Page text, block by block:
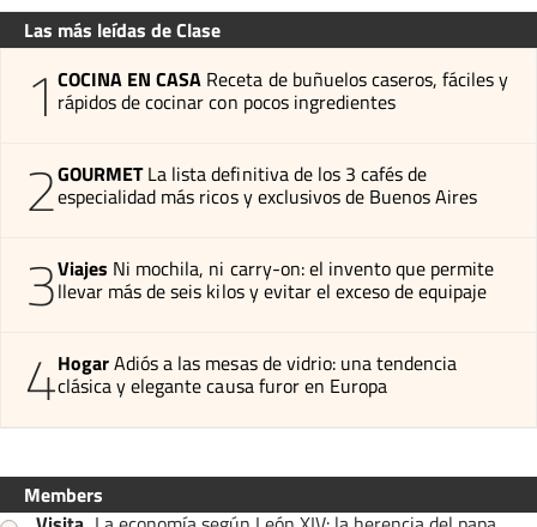
Las más leídas de Clase
1 COCINA EN CASA Receta de buñuelos caseros, fáciles y
rápidos de cocinar con pocos ingredientes
2GOURMET La lista definitiva de los 3 cafés de
especialidad más ricos y exclusivos de Buenos Aires
3Viajes Ni mochila, ni carry-on: el invento que permite
llevar más de seis kilos y evitar el exceso de equipaje
4HogarAdiós a las mesas de vidrio: una tendencia
clásica y elegante causa furor en Europa
Members